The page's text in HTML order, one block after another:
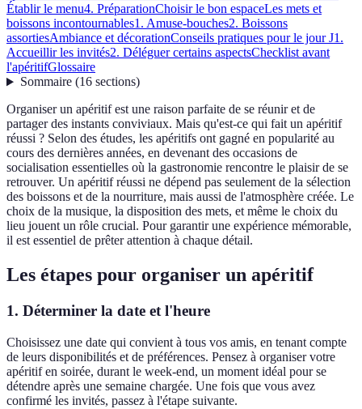
Établir le menu4. PréparationChoisir le bon espaceLes mets et
boissons incontournables1. Amuse-bouches2. Boissons
assortiesAmbiance et décorationConseils pratiques pour le jour J1.
Accueillir les invités2. Déléguer certains aspectsChecklist avant
l'apéritifGlossaire
Sommaire(16 sections)
Organiser un apéritif est une raison parfaite de se réunir et de
partager des instants conviviaux. Mais qu'est-ce qui fait un apéritif
réussi ? Selon des études, les apéritifs ont gagné en popularité au
cours des dernières années, en devenant des occasions de
socialisation essentielles où la gastronomie rencontre le plaisir de se
retrouver. Un apéritif réussi ne dépend pas seulement de la sélection
des boissons et de la nourriture, mais aussi de l'atmosphère créée. Le
choix de la musique, la disposition des mets, et même le choix du
lieu jouent un rôle crucial. Pour garantir une expérience mémorable,
il est essentiel de prêter attention à chaque détail.
Les étapes pour organiser un apéritif
1. Déterminer la date et l'heure
Choisissez une date qui convient à tous vos amis, en tenant compte
de leurs disponibilités et de préférences. Pensez à organiser votre
apéritif en soirée, durant le week-end, un moment idéal pour se
détendre après une semaine chargée. Une fois que vous avez
confirmé les invités, passez à l'étape suivante.